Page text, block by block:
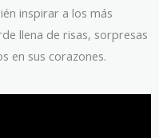
inspirar a los más
llena de risas, sorpresas
en sus corazones.